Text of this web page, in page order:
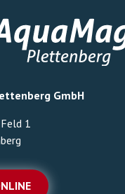
GmbH
1